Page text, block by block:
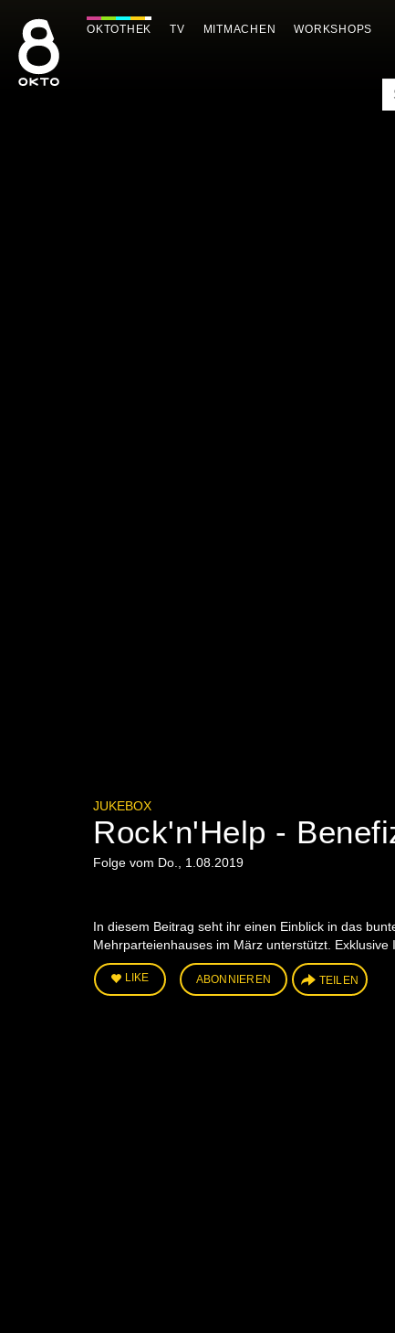
Inhalt
springen
OKTOTHEK TV MITMACHEN WORKSHOPS
JUKEBOX
Rock'n'Help -
Folge vom Do., 1.08.2019
In diesem Beitrag seht ihr einen Einblick in das
Mehrparteienhauses im März unterstützt.
LIKE ABONNIEREN TEILEN